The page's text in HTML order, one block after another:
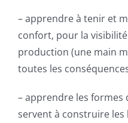
– apprendre à tenir et
confort, pour la
production (une main
toutes les
– apprendre les formes
servent à construire les